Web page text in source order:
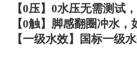
【0压】0水压无需测试
【0触】脚感翻圈冲水
【一级水效】国标一级